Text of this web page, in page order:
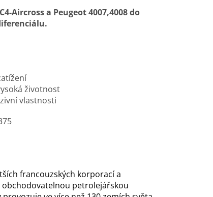
Aircross a Peugeot 4007,4008 do
životnost
vlastnosti
francouzských korporací a
petrolejářskou